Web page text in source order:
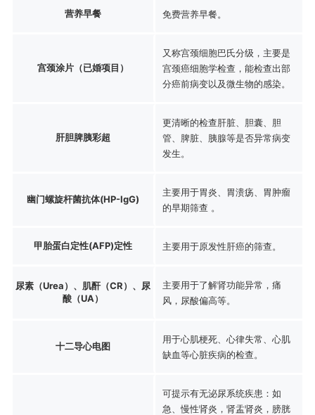
营养早餐 免费营养早餐。
宫颈涂片（已婚项目）
又称宫颈细胞巴氏分级，主要是
宫颈癌细胞学检查，能检查出部
分癌前病变以及微生物的感染。
肝胆脾胰彩超
更清晰的检查肝脏、胆囊、胆
管、脾脏、胰腺等是否异常病变
发生。
幽门螺旋杆菌抗体(HP-IgG)
主要用于胃炎、胃溃疡、胃肿瘤
的早期筛查 。
甲胎蛋白定性(AFP)定性 主要用于原发性肝癌的筛查。
尿素（Urea）、肌酐（CR）、尿
酸（UA）
主要用于了解肾功能异常，痛
风，尿酸偏高等。
十二导心电图
用于心肌梗死、心律失常、心肌
缺血等心脏疾病的检查。
可提示有无泌尿系统疾患：如
急、慢性肾炎，肾盂肾炎，膀胱